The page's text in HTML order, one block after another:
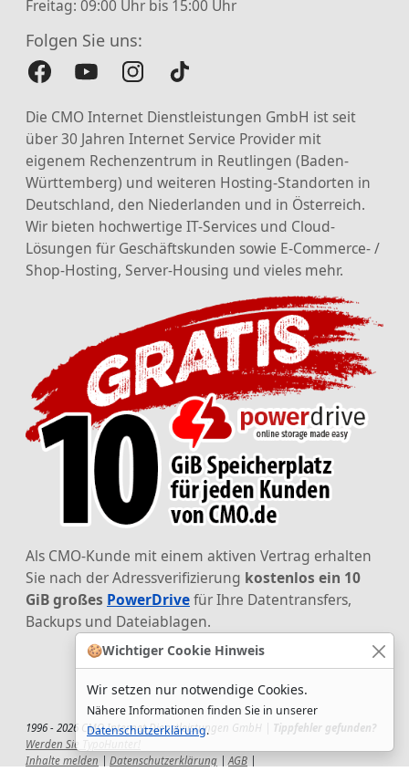
🍪Wichtiger Cookie Hinweis
Wir setzen nur notwendige Cookies.
Nähere Informationen finden Sie in unserer
Datenschutzerklärung.
Freitag: 09:00 Uhr bis 15:00 Uhr
Folgen Sie uns:
Die CMO Internet Dienstleistungen GmbH ist seit
über 30 Jahren Internet Service Provider mit
eigenem Rechenzentrum in Reutlingen (Baden-
Württemberg) und weiteren Hosting-Standorten in
Deutschland, den Niederlanden und in Österreich.
Wir bieten hochwertige IT-Services und Cloud-
Lösungen für Geschäftskunden sowie E-Commerce- /
Shop-Hosting, Server-Housing und vieles mehr.
Als CMO-Kunde mit einem aktiven Vertrag erhalten
Sie nach der Adressverifizierung kostenlos ein 10
GiB großes PowerDrivefür Ihre Datentransfers,
Backups und Dateiablagen.
1996 - 2026 CMO Internet Dienstleistungen GmbH | Tippfehler gefunden?
Werden Sie TypoHunter!
Inhalte melden
Datenschutzerklärung AGB